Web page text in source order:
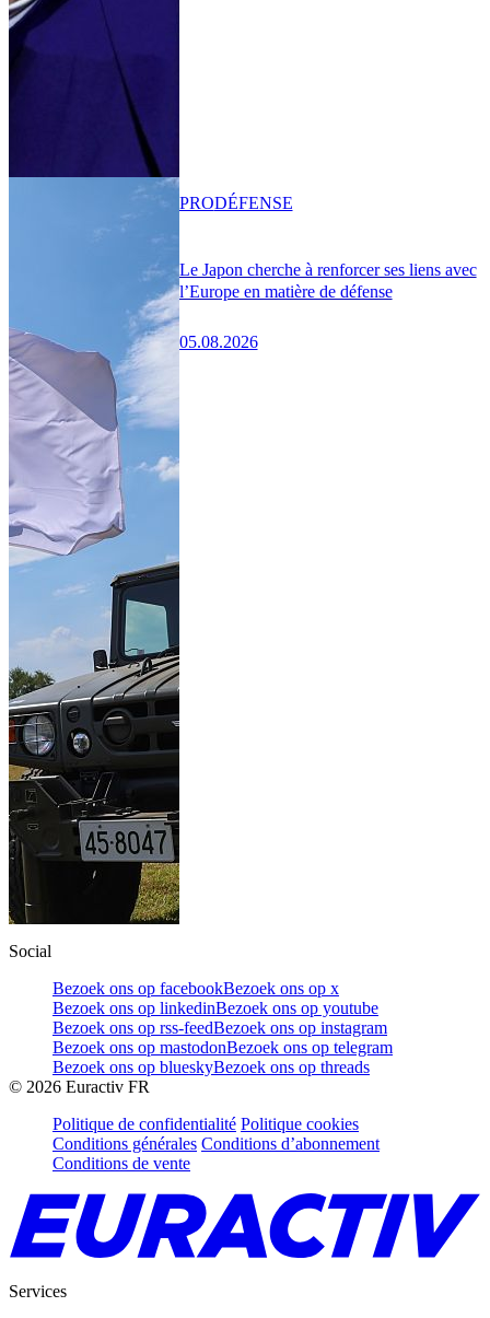
Le Japon cherche à renforcer ses liens avec
l’Europe en matière de défense
05.08.2026
PRODÉFENSE
Social
Bezoek ons op facebookBezoek ons op x
Bezoek ons op linkedinBezoek ons op youtube
Bezoek ons op rss-feedBezoek ons op instagram
Bezoek ons op mastodonBezoek ons op telegram
Bezoek ons op blueskyBezoek ons op threads
© 2026 Euractiv FR
Politique de confidentialité Politique cookies
Conditions générales Conditions d’abonnement
Conditions de vente
Services